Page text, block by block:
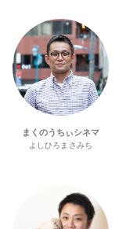
まくのうちぃシネマ
よしひろまさみち